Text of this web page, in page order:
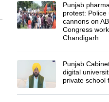
Punjab
protest: Police
cannons on
Congress
Chandigarh
Punjab
digital
private school